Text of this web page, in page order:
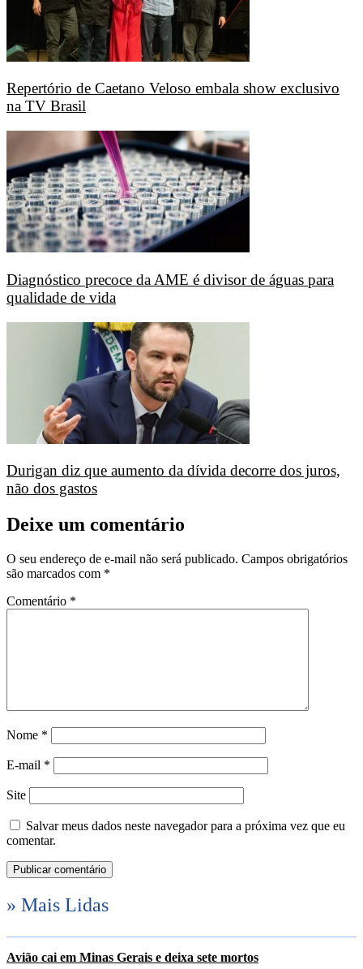
Repertório de Caetano Veloso embala show exclusivo
na TV Brasil
Diagnóstico precoce da AME é divisor de águas para
qualidade de vida
Durigan diz que aumento da dívida decorre dos juros,
não dos gastos
Deixe um comentário
O seu endereço de e-mail não será publicado. Campos obrigatórios
são marcados com *
Comentário *
Nome *
E-mail *
Site
Salvar meus dados neste navegador para a próxima vez que eu
comentar.
» Mais Lidas
Avião cai em Minas Gerais e deixa sete mortos